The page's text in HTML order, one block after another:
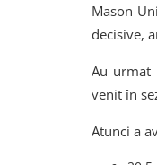
Mason
decisive,
Au urmat
venit în
Atunci a